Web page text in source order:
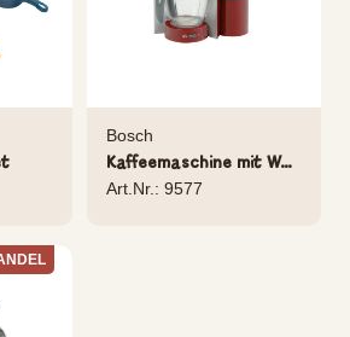
Bosch
Kaffeemaschine mit Wassertank
Art.Nr.: 9577